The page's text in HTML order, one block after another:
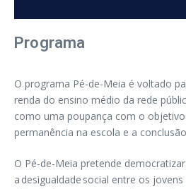
Programa
O programa Pé-de-Meia é voltado
renda do ensino médio da rede
como uma poupança com o
permanência na escola e a
O Pé-de-Meia pretende
a desigualdade social entre os